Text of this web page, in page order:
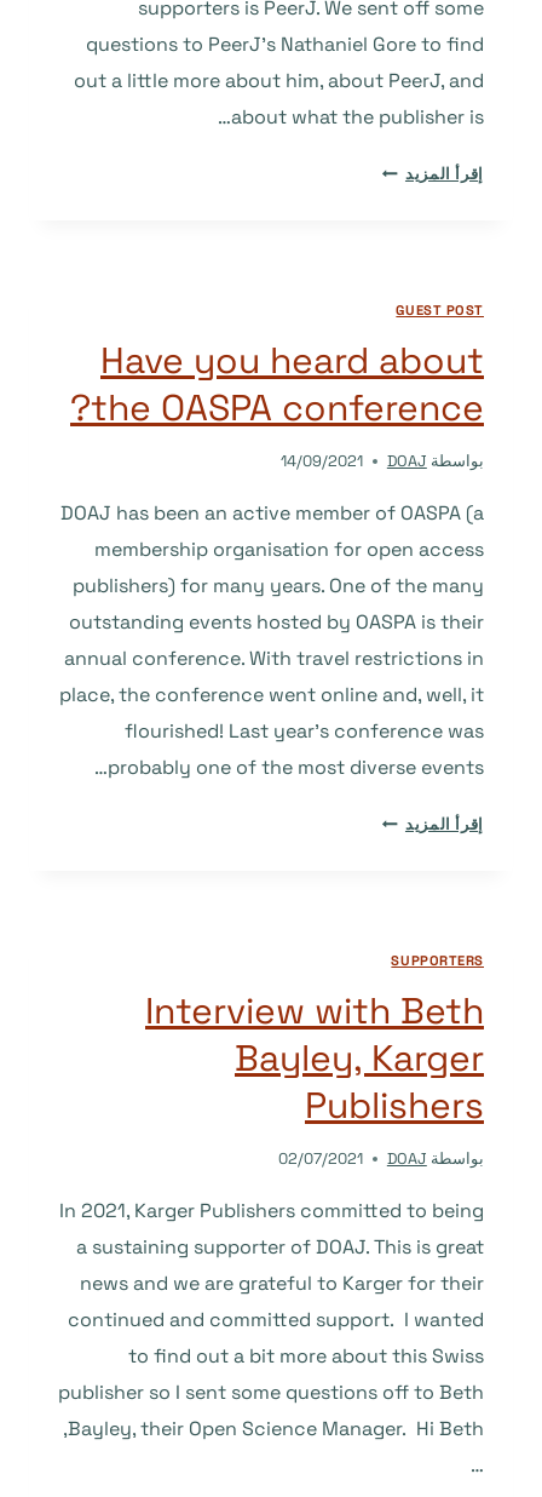
supporters is PeerJ. We sent off some
questions to PeerJ’s Nathaniel Gore to find
out a little more about him, about PeerJ, and
about what the publisher is…
إقرأ المزيد INTERVIEW
DOAJ
SUPPORTER,
PEERJ
GUEST POST
Have you heard about
the OASPA conference?
بواسطة DOAJ
14/09/2021
DOAJ has been an active member of OASPA (a
membership organisation for open access
publishers) for many years. One of the many
outstanding events hosted by OASPA is their
annual conference. With travel restrictions in
place, the conference went online and, well, it
flourished! Last year’s conference was
probably one of the most diverse events…
إقرأ المزيد HAVE
OASPASUPPORTERS
Interview with Beth
Bayley, Karger
Publishers
بواسطة DOAJ
02/07/2021
In 2021, Karger Publishers committed to being
a sustaining supporter of DOAJ. This is great
news and we are grateful to Karger for their
continued and committed support. I wanted
to find out a bit more about this Swiss
publisher so I sent some questions off to Beth
Bayley, their Open Science Manager. Hi Beth,
…